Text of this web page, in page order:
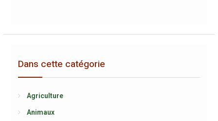
Dans cette catégorie
Agriculture
Animaux